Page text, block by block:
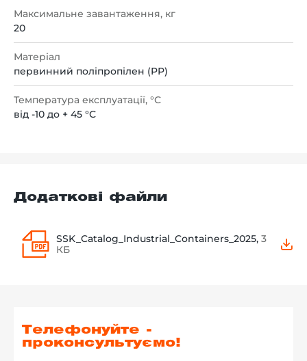
Максимальне завантаження, кг
20
Матеріал
первинний поліпропілен (PP)
Температура експлуатації, °С
від -10 до + 45 °С
Додаткові файли
SSK_Catalog_Industrial_Containers_2025, 3
КБ
Телефонуйте -
проконсультуємо!